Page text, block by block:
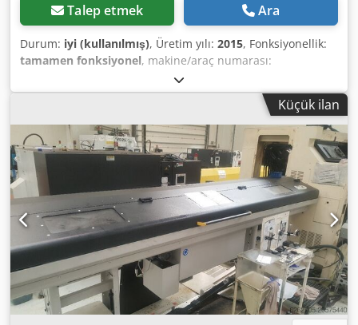
Talep etmek Ara
Durum: iyi (kullanılmış), Üretim yılı: 2015, Fonksiyonellik:
tamamen fonksiyonel, makine/araç numarası:
, Caracteristici tehnice: Specificații de bază
Diametru bară (rotundă): 6 mm – 50 mm Diametru bară
(hexagonală): 6 mm – 45 mm Diametru bară (pătrată): 6
mm – 37 mm Lungime bară: 1200 mm – 3200 mm Viteză
maximă de avans: 30 m/min Lungime maximă a restului:
300 mm Presiune aer necesară: 6.5 – 7.5 bar Tensiune de
operare: 230V / 50 Hz Greutate: 1200 kg Dodpfx Aaoxx Si
Ejfeck Design & dotări Canal de ghidare: Interșanjabil
manual, realizat din plastic tip Vulkollan, potrivit pentru
rotația rapidă a barelor. Bloc de susținere frontal:
Demontabil la fiecare 5 mm pentru susținere optimă a
barei. Gestionarea resturilor: Oferă extracție posterioară
cu extractor autocentrant sau evacuare frontală. Sistem de
repoziționare: Sistem opțional cu șine pentru deplasare
axială sau radială până la 600 mm pentru operațiuni de
Küçük ilan